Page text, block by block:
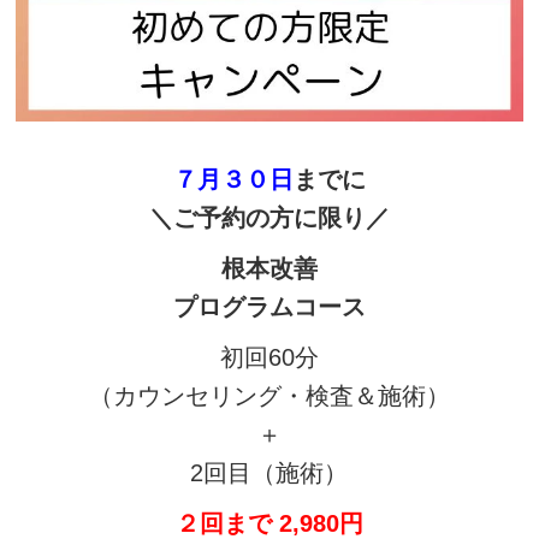
７ 月３０日 までに
＼ご予約の方に限り／
根本改善
プログラムコース
初回60分
（カウンセリング・検査＆施術）
＋
2回目（施術）
２回まで 2,980円